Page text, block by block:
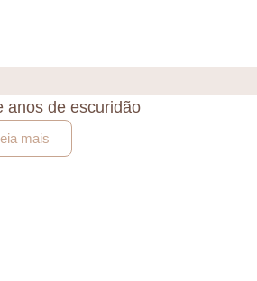
anos de escuridão
mais